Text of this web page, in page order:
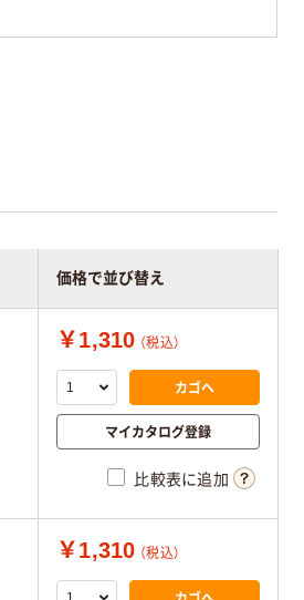
価格で並び替え
￥1,310 （税込）
カゴへ
マイカタログ登録
比較表に追加
￥1,310 （税込）